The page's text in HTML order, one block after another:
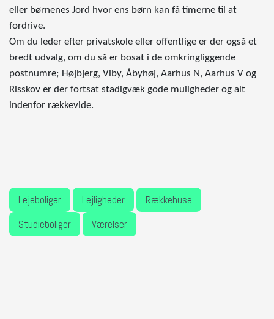
eller børnenes Jord hvor ens børn kan få timerne til at
fordrive.
Om du leder efter privatskole eller offentlige er der også et
bredt udvalg, om du så er bosat i de omkringliggende
postnumre; Højbjerg, Viby, Åbyhøj, Aarhus N, Aarhus V og
Risskov er der fortsat stadigvæk gode muligheder og alt
indenfor rækkevide.
Lejeboliger Lejligheder
Rækkehuse
Studieboliger
Værelser